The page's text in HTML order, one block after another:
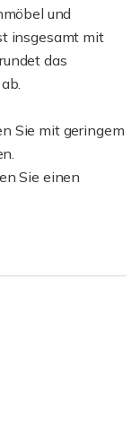
und
insgesamt mit
das
Sie mit geringem
Sie einen